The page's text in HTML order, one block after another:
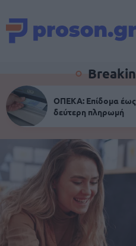
ΟΠΕΚΑ: Επίδομα
δεύτερη πληρωμή